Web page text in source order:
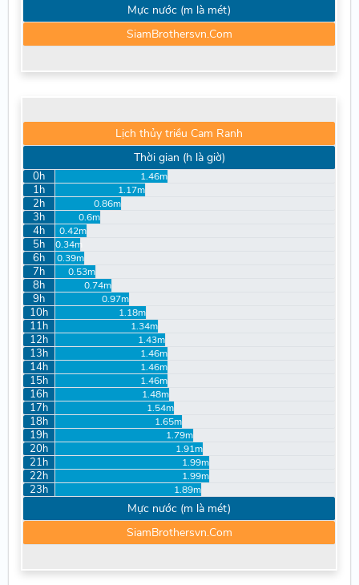
Mực nước (m là mét)
SiamBrothersvn.Com
Lịch thủy triều Cam Ranh
Thời gian (h là giờ)
0h 1.46m
1h 1.17m
2h 0.86m
3h 0.6m
4h 0.42m
5h 0.34m
6h 0.39m
7h 0.53m
8h 0.74m
9h 0.97m
10h 1.18m
11h 1.34m
12h 1.43m
13h 1.46m
14h 1.46m
15h 1.46m
16h 1.48m
17h 1.54m
18h 1.65m
19h 1.79m
20h 1.91m
21h 1.99m
22h 1.99m
23h 1.89m
Mực nước (m là mét)
SiamBrothersvn.Com